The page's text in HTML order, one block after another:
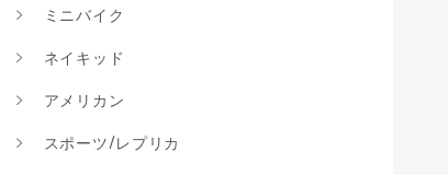
ミニバイク
ネイキッド
アメリカン
スポーツ/レプリカ